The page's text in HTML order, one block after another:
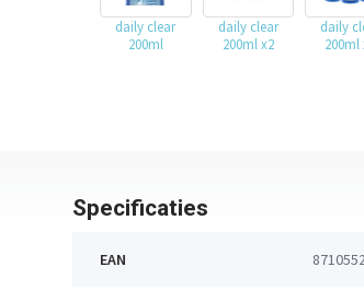
daily clear
200ml
daily clear
200ml x2
daily
200ml
Specificaties
EAN